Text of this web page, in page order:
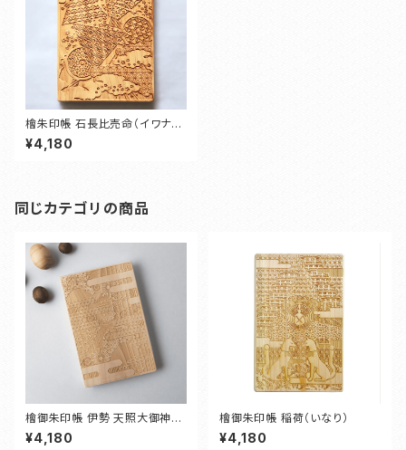
檜朱印帳 石長比売命（イワナガ
ヒメノミコト）
¥4,180
同じカテゴリの商品
檜御朱印帳 伊勢 天照大御神
（アマテラスオオミカミ）
¥4,180
檜御朱印帳 稲荷（いなり）
¥4,180